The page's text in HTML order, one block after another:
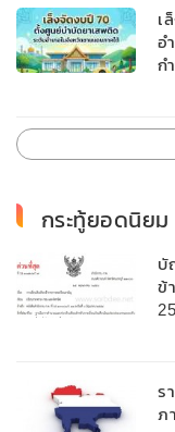
เ
อ
ก
กระทู้ยอดนิยม
บั
ข้
ร
ภ